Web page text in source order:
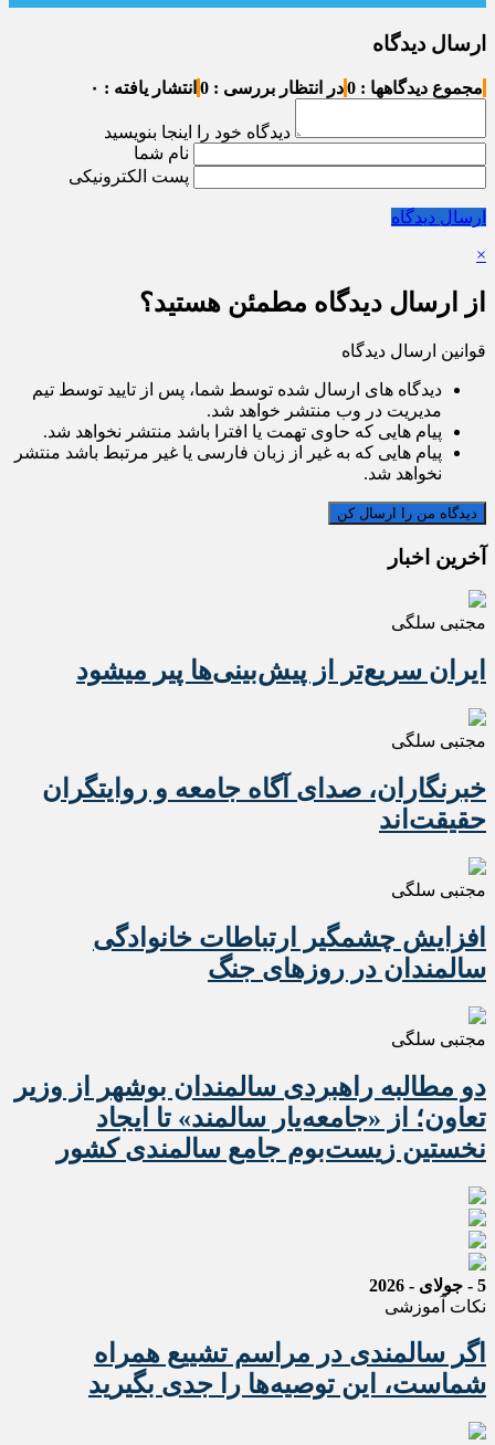
ارسال دیدگاه
مجموع دیدگاهها : 0 در انتظار بررسی : 0 انتشار یافته : ۰
دیدگاه خود را اینجا بنویسید
نام شما
پست الکترونیکی
ارسال دیدگاه
×
از ارسال دیدگاه مطمئن هستید؟
قوانین ارسال دیدگاه
دیدگاه های ارسال شده توسط شما، پس از تایید توسط تیم
مدیریت در وب منتشر خواهد شد.
پیام هایی که حاوی تهمت یا افترا باشد منتشر نخواهد شد.
پیام هایی که به غیر از زبان فارسی یا غیر مرتبط باشد منتشر
نخواهد شد.
آخرین اخبار
مجتبی سلگی
ایران سریع‌تر از پیش‌بینی‌ها پیر میشود
مجتبی سلگی
خبرنگاران، صدای آگاه جامعه و روایتگران
حقیقت‌اند
مجتبی سلگی
افزایش چشمگیر ارتباطات خانوادگی
سالمندان در روزهای جنگ
مجتبی سلگی
دو مطالبه راهبردی سالمندان بوشهر از وزیر
تعاون؛ از «جامعه‌یار سالمند» تا ایجاد
نخستین زیست‌بوم جامع سالمندی کشور
5 - جولای - 2026
نکات آموزشی
اگر سالمندی در مراسم تشییع همراه
شماست، این توصیه‌ها را جدی بگیرید